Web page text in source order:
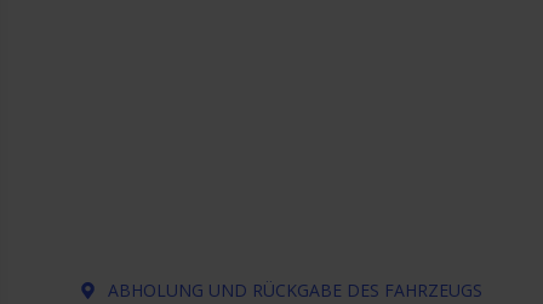
ABHOLUNG UND RÜCKGABE DES FAHRZEUGS